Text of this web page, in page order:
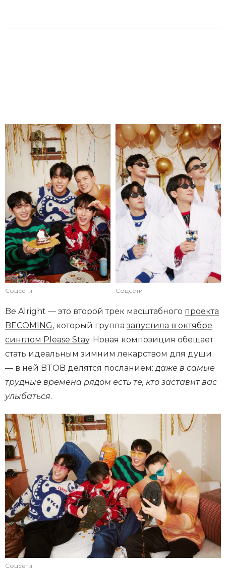
Соцсети Соцсети
Be Alright — это второй трек масштабного проекта
BECOMING, который группа запустила в октябре
синглом Please Stay. Новая композиция обещает
стать идеальным зимним лекарством для души
— в ней BTOB делятся посланием:даже в самые
трудные времена рядом есть те, кто заставит вас
улыбаться.
Соцсети